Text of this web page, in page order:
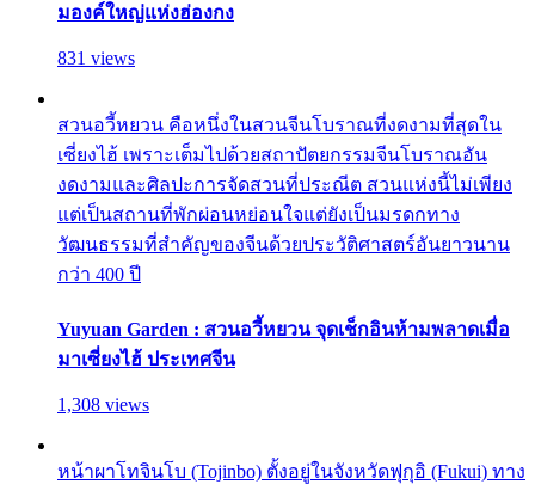
มองค์ใหญ่แห่งฮ่องกง
831 views
สวนอวี้หยวน คือหนึ่งในสวนจีนโบราณที่งดงามที่สุดใน
เซี่ยงไฮ้ เพราะเต็มไปด้วยสถาปัตยกรรมจีนโบราณอัน
งดงามและศิลปะการจัดสวนที่ประณีต สวนแห่งนี้ไม่เพียง
แต่เป็นสถานที่พักผ่อนหย่อนใจแต่ยังเป็นมรดกทาง
วัฒนธรรมที่สำคัญของจีนด้วยประวัติศาสตร์อันยาวนาน
กว่า 400 ปี
Yuyuan Garden : สวนอวี้หยวน จุดเช็กอินห้ามพลาดเมื่อ
มาเซี่ยงไฮ้ ประเทศจีน
1,308 views
หน้าผาโทจินโบ (Tojinbo) ตั้งอยู่ในจังหวัดฟุกุอิ (Fukui) ทาง